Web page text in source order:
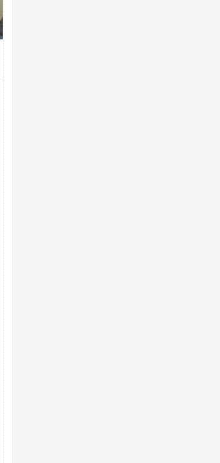
Топпосадовцю Повітряних Сил